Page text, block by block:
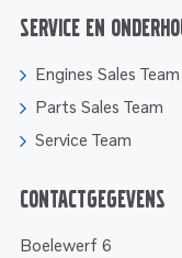
Service en
Engines Sales Team
Parts Sales Team
Service Team
Contactgegevens
Boelewerf 6